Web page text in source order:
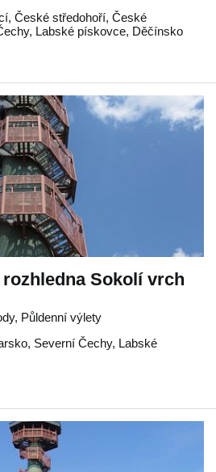
, České středohoří, České
, Labské pískovce, Děčínsko
Sokolí vrch
Půldenní výlety
, Severní Čechy, Labské